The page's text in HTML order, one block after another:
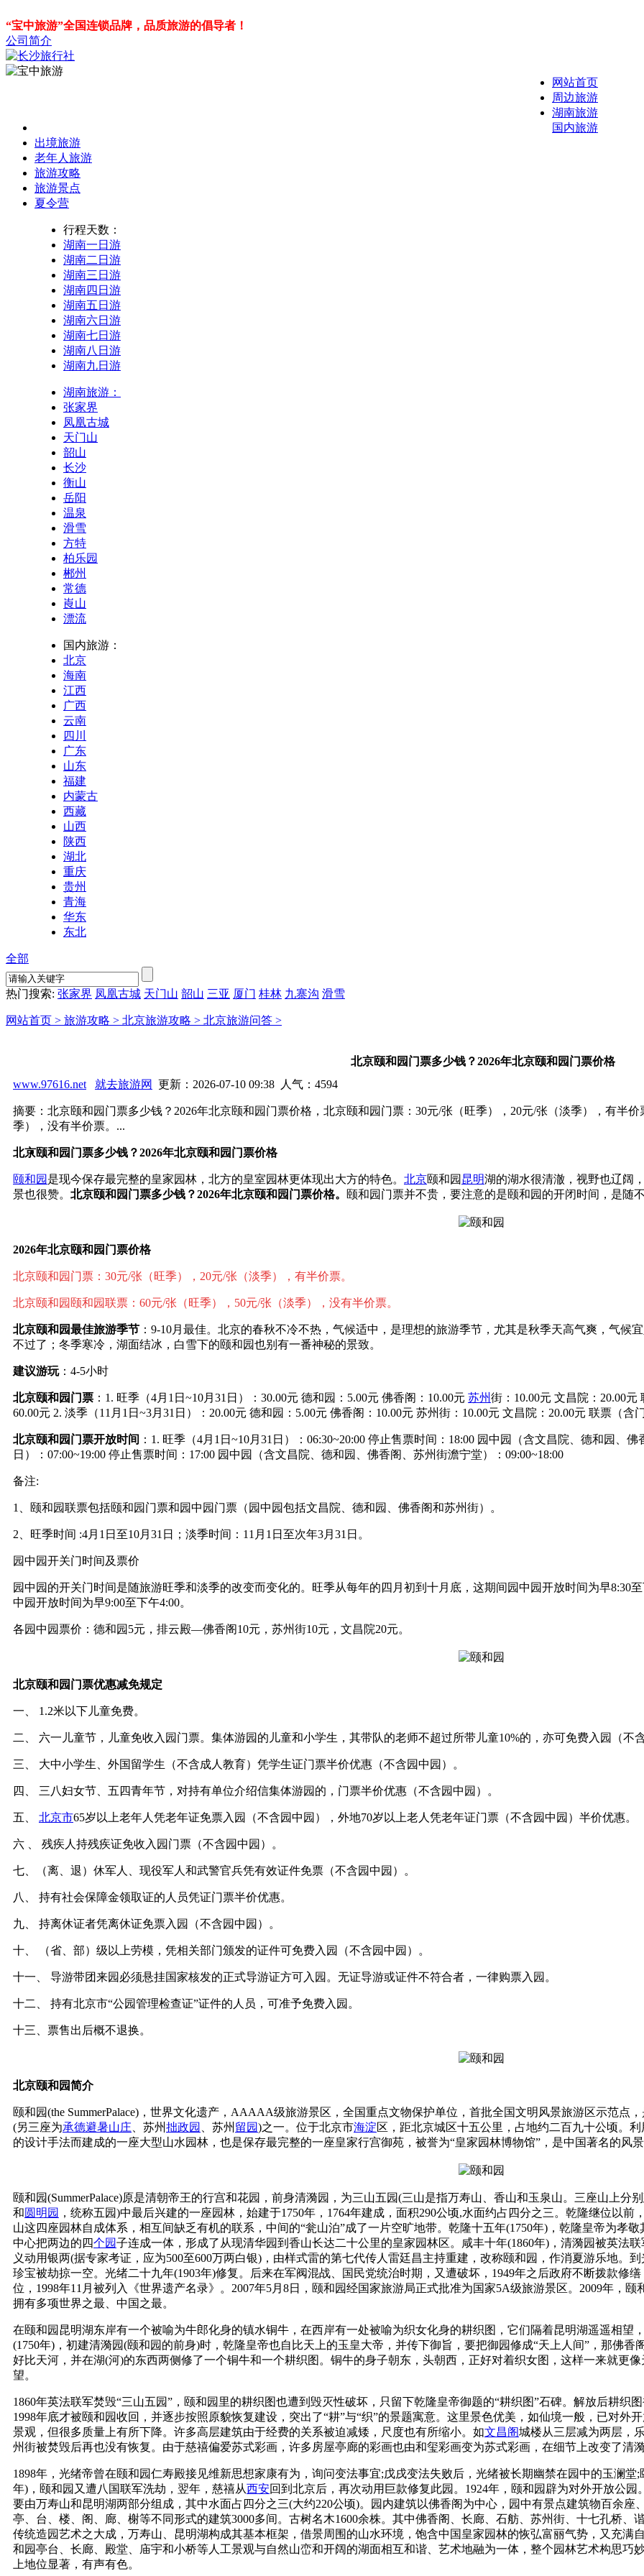
“宝中旅游”全国连锁品牌，品质旅游的倡导者！
公司简介
网站首页
周边旅游
湖南旅游
国内旅游
出境旅游
老年人旅游
旅游攻略
旅游景点
夏令营
行程天数：
湖南一日游
湖南二日游
湖南三日游
湖南四日游
湖南五日游
湖南六日游
湖南七日游
湖南八日游
湖南九日游
湖南旅游：
张家界
凤凰古城
天门山
韶山
长沙
衡山
岳阳
温泉
滑雪
方特
柏乐园
郴州
常德
崀山
漂流
国内旅游：
北京
海南
江西
广西
云南
四川
广东
山东
福建
内蒙古
西藏
山西
陕西
湖北
重庆
贵州
青海
华东
东北
全部
热门搜索: 张家界 凤凰古城 天门山 韶山 三亚 厦门 桂林 九寨沟 滑雪
网站首页 > 旅游攻略 > 北京旅游攻略 > 北京旅游问答 >
北京颐和园门票多少钱？2026年北京颐和园门票价格
www.97616.net
就去旅游网 更新：2026-07-10 09:38 人气： 4594
摘要：北京颐和园门票多少钱？2026年北京颐和园门票价格，北京颐和园门票：30元/张（旺季），20元/张（淡季），有半
季），没有半价票。...
北京颐和园门票多少钱？2026年北京颐和园门票价格
颐和园 是现今保存最完整的皇家园林，北方的皇室园林更体现出大方的特色。 北京颐和园 昆明湖的湖水很清澈，视野也辽阔
景也很赞。 北京颐和园门票多少钱？2026年北京颐和园门票价格。 颐和园门票并不贵，要注意的是颐和园的开闭时间，是随
2026年北京颐和园门票价格
北京颐和园 门票：30元/张（旺季），20元/张（淡季），有半价票。
北京颐和园 颐和园联票：60元/张（旺季），50元/张（淡季），没有半价票。
北京颐和园最佳旅游季节 ：9-10月最佳。北京的春秋不冷不热，气候适中，是理想的旅游季节，尤其是秋季天高气爽，气候
不过了；冬季寒冷，湖面结冰，白雪下的颐和园也别有一番神秘的景致。
建议游玩：4-5小时
北京颐和园门票 ：1. 旺季（4月1日~10月31日）：30.00元 德和园：5.00元 佛香阁：10.00元 苏州街：10.00元 文昌院：20.00
60.00元 2. 淡季（11月1日~3月31日）：20.00元 德和园：5.00元 佛香阁：10.00元 苏州街：10.00元 文昌院：20.00元 联票（
北京颐和园门票开放时间 ：1. 旺季（4月1日~10月31日）：06:30~20:00 停止售票时间：18:00 园中园（含文昌院、德和园、
日）：07:00~19:00 停止售票时间：17:00 园中园（含文昌院、德和园、佛香阁、苏州街澹宁堂）：09:00~18:00
备注:
1、颐和园联票包括颐和园门票和园中园门票（园中园包括文昌院、德和园、佛香阁和苏州街）。
2、旺季时间 :4月1日至10月31日；淡季时间：11月1日至次年3月31日。
园中园开关门时间及票价
园中园的开关门时间是随旅游旺季和淡季的改变而变化的。旺季从每年的四月初到十月底，这期间园中园开放时间为早8:30
中园开放时间为早9:00至下午4:00。
各园中园票价：德和园5元，排云殿—佛香阁10元，苏州街10元，文昌院20元。
北京颐和园 门票优惠减免规定
一、 1.2米以下儿童免费。
二、 六一儿童节，儿童免收入园门票。集体游园的儿童和小学生，其带队的老师不超过所带儿童10%的，亦可免费入园（不
三、 大中小学生、外国留学生（不含成人教育）凭学生证门票半价优惠（不含园中园）。
四、 三八妇女节、五四青年节，对持有单位介绍信集体游园的，门票半价优惠（不含园中园）。
五、 北京市65岁以上老年人凭老年证免票入园（不含园中园），外地70岁以上老人凭老年证门票（不含园中园）半价优惠。
六 、 残疾人持残疾证免收入园门票（不含园中园）。
七、（离、退）休军人、现役军人和武警官兵凭有效证件免票（不含园中园）。
八、 持有社会保障金领取证的人员凭证门票半价优惠。
九、 持离休证者凭离休证免票入园（不含园中园）。
十、 （省、部）级以上劳模，凭相关部门颁发的证件可免费入园（不含园中园）。
十一、 导游带团来园必须悬挂国家核发的正式导游证方可入园。无证导游或证件不符合者，一律购票入园。
十二、 持有北京市“公园管理检查证”证件的人员，可准予免费入园。
十三、票售出后概不退换。
北京颐和园简介
颐和园(the SummerPalace)，世界文化遗产，AAAAA级旅游景区，全国重点文物保护单位，首批全国文明风景旅游区示范点
(另三座为承德避暑山庄 、苏州拙政园 、苏州 留园)之一。位于北京市海淀区，距北京城区十五公里，占地约二百九十公顷。
的设计手法而建成的一座大型山水园林，也是保存最完整的一座皇家行宫御苑，被誉为“皇家园林博物馆”，是中国著名的风景
颐和园(SummerPalace)原是清朝帝王的行宫和花园，前身清漪园，为三山五园(三山是指万寿山、香山和玉泉山。三座山上
和圆明园 ，统称五园)中最后兴建的一座园林，始建于1750年，1764年建成，面积290公顷,水面约占四分之三。乾隆继位以
山这四座园林自成体系，相互间缺乏有机的联系，中间的“瓮山泊”成了一片空旷地带。乾隆十五年(1750年)，乾隆皇帝为孝
中心把两边的四个园子连成一体，形成了从现清华园到香山长达二十公里的皇家园林区。咸丰十年(1860年)，清漪园被英法
义动用银两(据专家考证，应为500至600万两白银)，由样式雷的第七代传人雷廷昌主持重建，改称颐和园，作消夏游乐地。
珍宝被劫掠一空。光绪二十九年(1903年)修复。后来在军阀混战、国民党统治时期，又遭破坏，1949年之后政府不断拨款修
位，1998年11月被列入《世界遗产名录》。2007年5月8日，颐和园经国家旅游局正式批准为国家5A级旅游景区。2009年，
拥有多项世界之最、中国之最。
在颐和园昆明湖东岸有一个被喻为牛郎化身的镇水铜牛，在西岸有一处被喻为织女化身的耕织图，它们隔着昆明湖遥遥相望
(1750年)，初建清漪园(颐和园的前身)时，乾隆皇帝也自比天上的玉皇大帝，并传下御旨，要把御园修成“天上人间”，那佛香
好比天河，并在湖(河)的东西两侧修了一个铜牛和一个耕织图。铜牛的身子朝东，头朝西，正好对着织女图，这样一来就更
望。
1860年英法联军焚毁“三山五园”，颐和园里的耕织图也遭到毁灭性破坏，只留下乾隆皇帝御题的“耕织图”石碑。解放后耕织
1998年底才被颐和园收回，并逐步按照原貌恢复建设，突出了“耕”与“织”的景题寓意。这里景色优美，如仙境一般，已
景观，但很多质量上有所下降。许多高层建筑由于经费的关系被迫减矮，尺度也有所缩小。如文昌阁城楼从三层减为两层，
州街被焚毁后再也没有恢复。由于慈禧偏爱苏式彩画，许多房屋亭廊的彩画也由和玺彩画变为苏式彩画，在细节上改变了清漪
1898年，光绪帝曾在颐和园仁寿殿接见维新思想家康有为，询问变法事宜;戊戌变法失败后，光绪被长期幽禁在园中的玉澜
年)，颐和园又遭八国联军洗劫，翌年，慈禧从西安回到北京后，再次动用巨款修复此园。1924年，颐和园辟为对外开放公
要由万寿山和昆明湖两部分组成，其中水面占四分之三(大约220公顷)。园内建筑以佛香阁为中心，园中有景点建筑物百余座
亭、台、楼、阁、廊、榭等不同形式的建筑3000多间。古树名木1600余株。其中佛香阁、长廊、石舫、苏州街、十七孔桥
传统造园艺术之大成，万寿山、昆明湖构成其基本框架，借景周围的山水环境，饱含中国皇家园林的恢弘富丽气势，又充满
和园亭台、长廊、殿堂、庙宇和小桥等人工景观与自然山峦和开阔的湖面相互和谐、艺术地融为一体，整个园林艺术构思巧
上地位显著，有声有色。